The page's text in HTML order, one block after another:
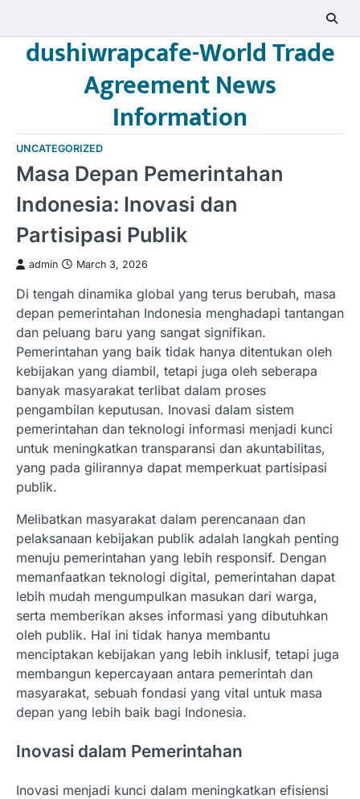
contentdushiwrapcafe-World Trade
Agreement News
Information
UNCATEGORIZED
Masa Depan Pemerintahan
Indonesia: Inovasi dan
Partisipasi Publik
admin March 3, 2026
Di tengah dinamika global yang terus berubah, masa
depan pemerintahan Indonesia menghadapi tantangan
dan peluang baru yang sangat signifikan.
Pemerintahan yang baik tidak hanya ditentukan oleh
kebijakan yang diambil, tetapi juga oleh seberapa
banyak masyarakat terlibat dalam proses
pengambilan keputusan. Inovasi dalam sistem
pemerintahan dan teknologi informasi menjadi kunci
untuk meningkatkan transparansi dan akuntabilitas,
yang pada gilirannya dapat memperkuat partisipasi
publik.
Melibatkan masyarakat dalam perencanaan dan
pelaksanaan kebijakan publik adalah langkah penting
menuju pemerintahan yang lebih responsif. Dengan
memanfaatkan teknologi digital, pemerintahan dapat
lebih mudah mengumpulkan masukan dari warga,
serta memberikan akses informasi yang dibutuhkan
oleh publik. Hal ini tidak hanya membantu
menciptakan kebijakan yang lebih inklusif, tetapi juga
membangun kepercayaan antara pemerintah dan
masyarakat, sebuah fondasi yang vital untuk masa
depan yang lebih baik bagi Indonesia.
Inovasi dalam Pemerintahan
Inovasi menjadi kunci dalam meningkatkan efisiensi